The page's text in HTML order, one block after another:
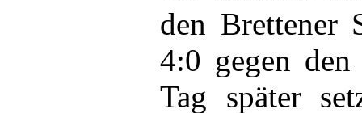
den Brettener
4:0 gegen
Tag später